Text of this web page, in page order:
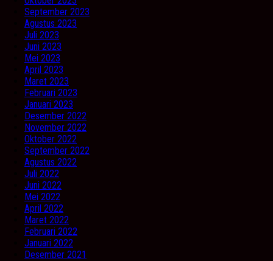
September 2023
Agustus 2023
Juli 2023
Juni 2023
Mei 2023
April 2023
Maret 2023
Februari 2023
Januari 2023
Desember 2022
November 2022
Oktober 2022
September 2022
Agustus 2022
Juli 2022
Juni 2022
Mei 2022
April 2022
Maret 2022
Februari 2022
Januari 2022
Desember 2021